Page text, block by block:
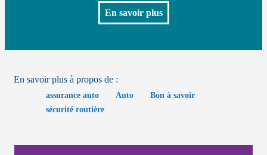
En savoir plus
En savoir plus à propos de :
assurance auto Auto
Bon à savoir
sécurité routière